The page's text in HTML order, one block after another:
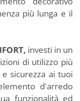
più lunga e il
investi in un
di utilizzo più
sicurezza ai tuoi
d'arredo
funzionalità ed